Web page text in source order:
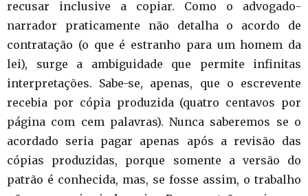
recusar inclusive a copiar. Como o advogado-
narrador praticamente não detalha o acordo de
contratação (o que é estranho para um homem da
lei), surge a ambiguidade que permite infinitas
interpretações. Sabe-se, apenas, que o escrevente
recebia por cópia produzida (quatro centavos por
página com cem palavras). Nunca saberemos se o
acordado seria pagar apenas após a revisão das
cópias produzidas, porque somente a versão do
patrão é conhecida, mas, se fosse assim, o trabalho